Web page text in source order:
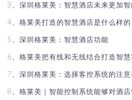
3、深圳格莱美：智慧酒店未来更加智
4、格莱美打造的智慧酒店是什么样的
5、深圳格莱美：智慧酒店功能
6、格莱美把有线和无线结合打造智
7、深圳格莱美：选择客控系统的注
8、格莱美｜智能控制系统能够对酒